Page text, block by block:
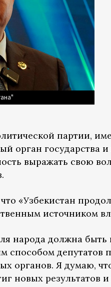
партии,
орган государства
выражать свою
«Узбекистан
источником
народа должна
способом депутатов
органов. Я думаю,
новых